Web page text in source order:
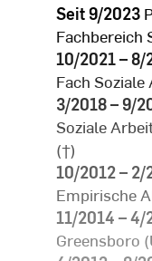
Seit 9/2023
Fachbereich
10/2021 – 8/
Fach Soziale
3/2018 – 9/
Soziale
(†)
10/2012 – 2/
Empirische
11/2014 – 4/
Greensboro